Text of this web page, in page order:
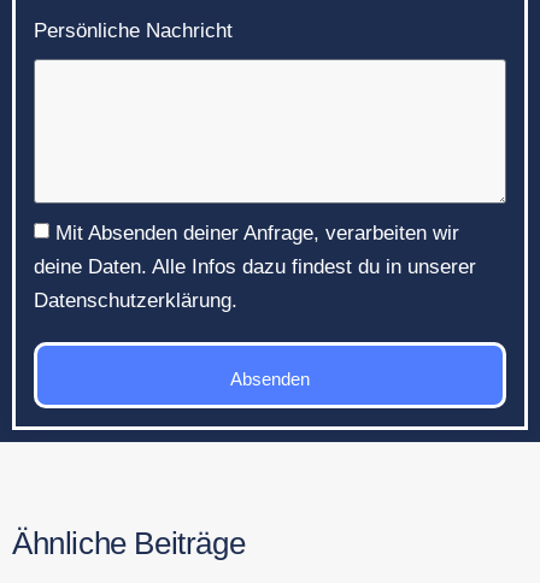
Persönliche Nachricht
Mit Absenden deiner Anfrage, verarbeiten wir
deine Daten. Alle Infos dazu findest du in unserer
Datenschutzerklärung.
Absenden
Ähnliche Beiträge